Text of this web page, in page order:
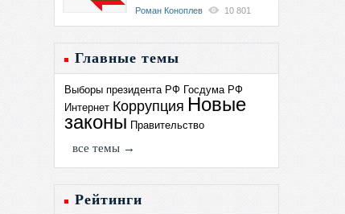
Роман Коноплев 10 801
Главные темы
Выборы президента РФ Госдума РФ
Интернет Коррупция Новые
законы Правительство
все темы →
Рейтинги